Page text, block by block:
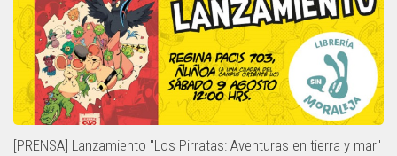
[PRENSA] Lanzamiento "Los Pirratas: Aventuras en tierra y mar"